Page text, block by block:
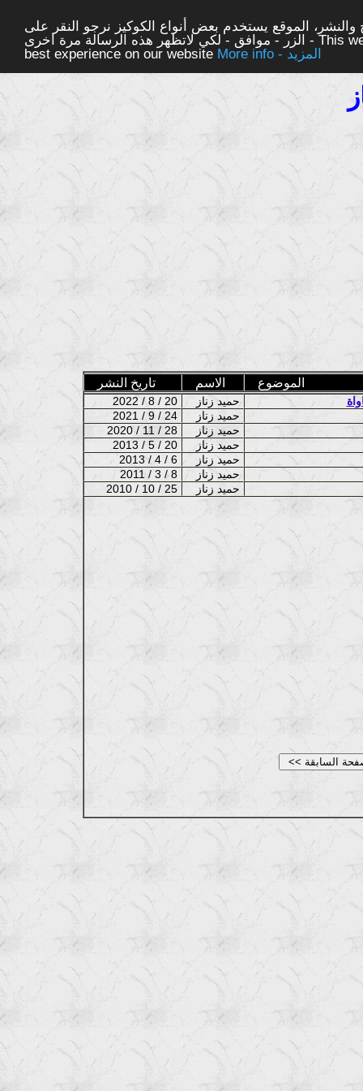
الموقع يستخدم بعض أنواع الكوكيز نرجو النقر على
الزر - موافق - لكي لاتظهر هذه الرسالة مرة اخرى - This website uses cookies to ensure you get the
best experience on our website
More info - المزيد
تاريخ النشر الاسم الموضوع
2022 / 8 / 20 حميد زناز
2021 / 9 / 24
2020 / 11 / 28
2013 / 5 / 20
2013 / 4 / 6
2011 / 3 / 8
حميد زناز
2010 / 10 / 25